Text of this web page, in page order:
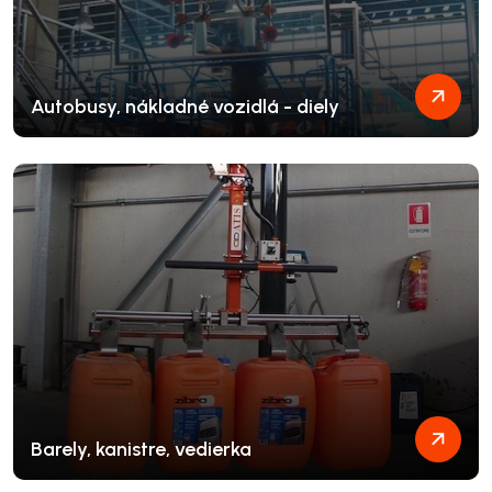
Autobusy, nákladné vozidlá - diely
Barely, kanistre, vedierka